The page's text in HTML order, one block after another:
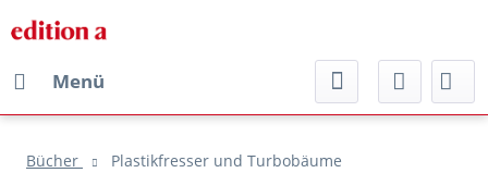
Menü
Bücher Plastikfresser und Turbobäume